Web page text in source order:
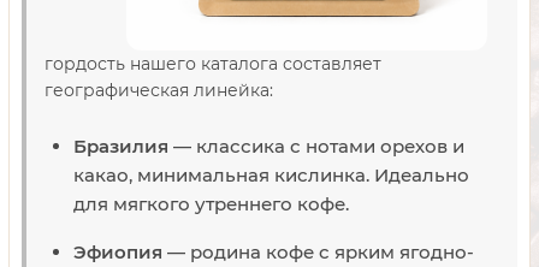
гордость нашего каталога составляет
географическая линейка:
Бразилия — классика с нотами орехов и
какао, минимальная кислинка. Идеально
для мягкого утреннего кофе.
Эфиопия — родина кофе с ярким ягодно-